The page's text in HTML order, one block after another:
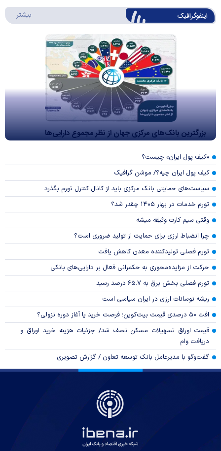
اینفوگرافیک بیشتر
بزرگترین بانک‌های مرکزی جهان از نظر مجموع دارایی‌ها
«کیف پول ایران» چیست؟
کیف پول ایران چیه؟/ موشن گرافیک
سیاست‌های حمایتی بانک مرکزی باید از کانال کنترل تورم بگذرد
تورم خدمات در بهار ۱۴۰۵ چقدر شد؟
وقتی سیم کارت وثیقه میشه
چرا انضباط ارزی برای حمایت از تولید ضروری است؟
تورم فصلی تولیدکننده معدن کاهش یافت
حرکت از مزایده‌محوری به حکمرانی فعال بر دارایی‌های بانکی
تورم فصلی بخش برق به ۶۵.۷ درصد رسید
ریشه نوسانات ارزی در ایران سیاسی است
افت ۵۰ درصدی قیمت بیت‌کوین؛ فرصت خرید یا آغاز دوره نزولی؟
قیمت اوراق تسهیلات مسکن نصف شد/ جزئیات هزینه خرید اوراق و
دریافت وام
گفت‌وگو با مدیرعامل بانک توسعه تعاون / گزارش تصویری